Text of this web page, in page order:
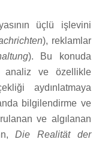
üçlü işlevini
), reklamlar
). Bu konuda
analiz ve özellikle
aydınlatmaya
bilgilendirme ve
ve algılanan
Die Realität der